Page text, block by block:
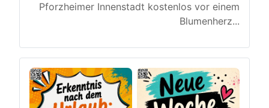
Pforzheimer Innenstadt kostenlos vor einem
Blumenherz...